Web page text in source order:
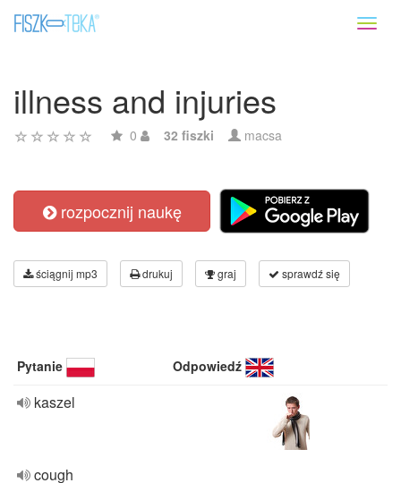
illness and injuries
0 32 fiszki macsa
rozpocznij naukę
ściągnij mp3 drukuj graj sprawdź się
Pytanie Odpowiedź
kaszel
cough